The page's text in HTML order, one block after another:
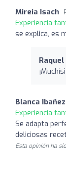
Mireia Isach
Experiencia
se explica, es
Blanca
Experiencia
Se adapta
deliciosas
Esta opinión ha